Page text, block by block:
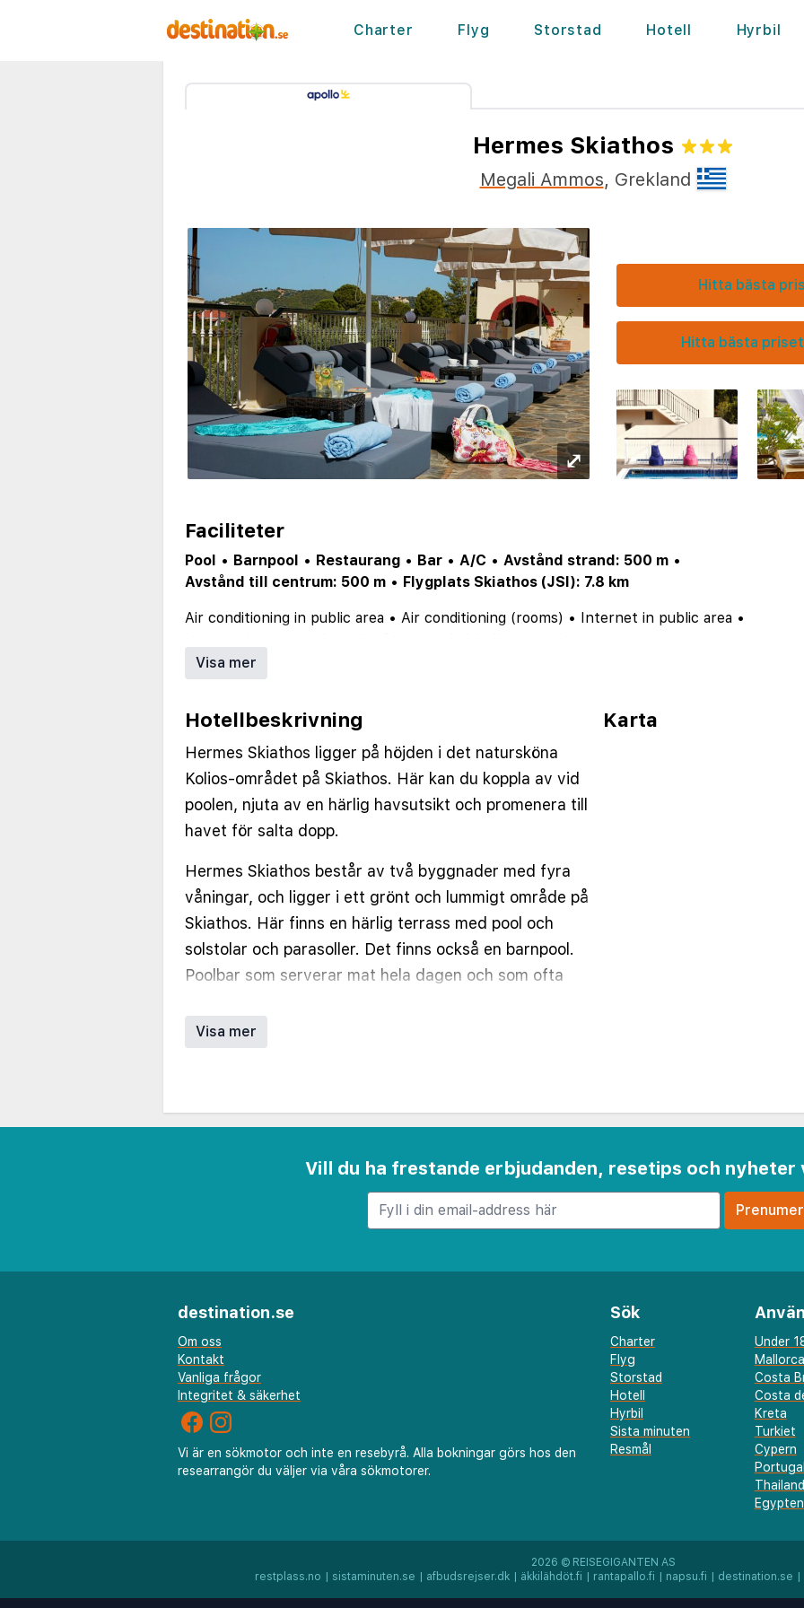
Charter Flyg Storstad Hotell Hyrbil
Hermes Skiathos
Megali Ammos, Grekland
⤢
Hitta bästa
Hitta bästa
Faciliteter
Pool • Barnpool • Restaurang • Bar • A/C • Avstånd strand: 500 m •
Avstånd till centrum: 500 m • Flygplats Skiathos (JSI): 7.8 km
Air conditioning in public area • Air conditioning (rooms) • Internet in public area •
Outdoor Parking
distanceToCenter: 500
Visa mer
Hotellbeskrivning
Hermes Skiathos ligger på höjden i det natursköna
Kolios-området på Skiathos. Här kan du koppla av vid
poolen, njuta av en härlig havsutsikt och promenera till
havet för salta dopp.
Hermes Skiathos består av två byggnader med fyra
våningar, och ligger i ett grönt och lummigt område på
Skiathos. Här finns en härlig terrass med pool och
solstolar och parasoller. Det finns också en barnpool.
Poolbar som serverar mat hela dagen och som ofta
meter. Poolbaren som ligger på terrassen svidar om till
restaurangen Il Gusto på kvällen och serverar
på hela hotellet ingår. Receptionen har öppet dagtid.
På grund av problem med framkomlighet kommer
bagaget att tas direkt till hotellet med separat
transport. Trappor och nivåskillnader inom hotell,
bland annat är det en brant backe från transferbussen
Skiathos stad. Det är ca 500 meter till stranden
Tzaneria och ca 800 meter till den livliga
sandstranden Vromolimnos. Trafikerad väg måste
korsas för att komma till stranden.
Visa mer
Karta
Vill du ha frestande erbjudanden, resetips och nyheter
destination.se
Om oss
Kontakt
Vanliga frågor
Integritet & säkerhet
Vi är en sökmotor och inte en resebyrå. Alla bokningar görs hos den
researrangör du väljer via våra sökmotorer.
Sök
Charter
Flyg
Storstad
Hotell
Hyrbil
Sista minuten
Resmål
Under
Mallorca
Costa
Costa
Kreta
Turkiet
Cypern
Portugal
Thailand
Egypten
2026 © REISEGIGANTEN AS
restplass.no
sistaminuten.se afbudsrejser.dk äkkilähdöt.fi rantapallo.fi napsu.fi destination.se